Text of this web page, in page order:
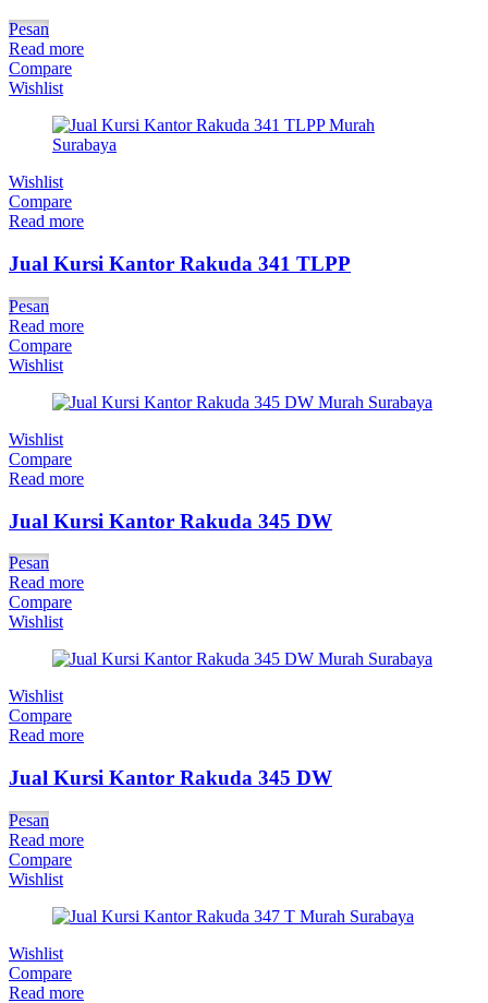
Pesan
Read more
Compare
Wishlist
Wishlist
Compare
Read more
Jual Kursi Kantor Rakuda 341 TLPP
Pesan
Read more
Compare
Wishlist
Wishlist
Compare
Read more
Jual Kursi Kantor Rakuda 345 DW
Pesan
Read more
Compare
Wishlist
Wishlist
Compare
Read more
Jual Kursi Kantor Rakuda 345 DW
Pesan
Read more
Compare
Wishlist
Wishlist
Compare
Read more